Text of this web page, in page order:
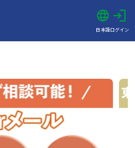
日本語ログイン